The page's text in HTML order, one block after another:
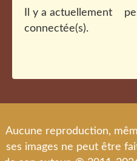
Il y a actuellement
connectée(s).
Aucune reproduction,
ses images ne peut être